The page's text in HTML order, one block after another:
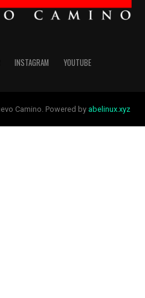
INSTAGRAM YOUTUBE
Camino. Powered by abelinux.xyz